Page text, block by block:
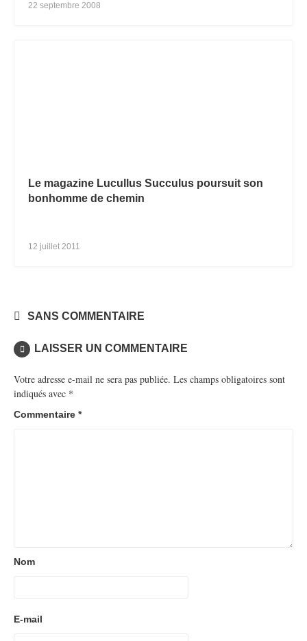
22 septembre 2008
Le magazine Lucullus Succulus poursuit son
bonhomme de chemin
12 juillet 2011
SANS COMMENTAIRE
LAISSER UN COMMENTAIRE
Votre adresse e-mail ne sera pas publiée. Les champs obligatoires sont
indiqués avec *
Commentaire *
Nom
E-mail